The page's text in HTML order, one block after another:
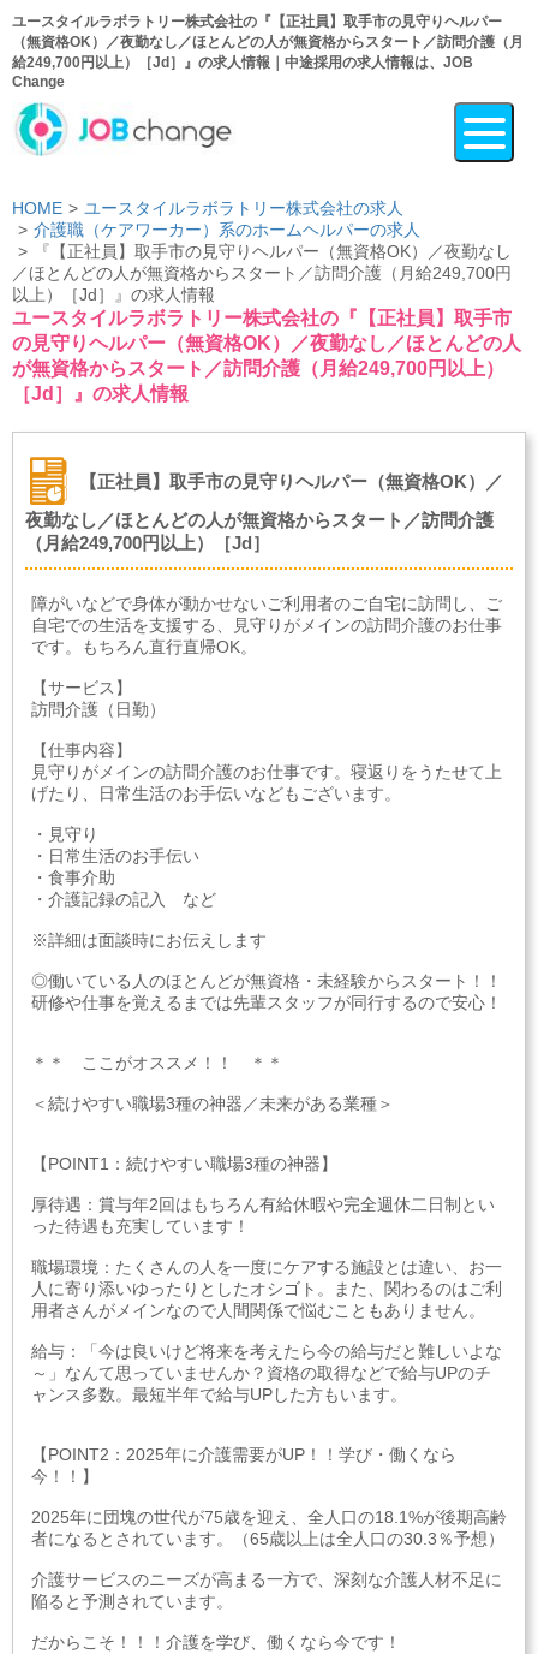
ユースタイルラボラトリー株式会社の『【正社員】取手市の見守りヘルパー
（無資格OK）／夜勤なし／ほとんどの人が無資格からスタート／訪問介護（月
給249,700円以上）［Jd］』の求人情報｜中途採用の求人情報は、JOB
Change
HOME
ユースタイルラボラトリー株式会社の求人
介護職（ケアワーカー）系のホームヘルパーの求人
『【正社員】取手市の見守りヘルパー（無資格OK）／夜勤なし
／ほとんどの人が無資格からスタート／訪問介護（月給249,700円
以上）［Jd］』の求人情報
ユースタイルラボラトリー株式会社の『【正社員】取手市
の見守りヘルパー（無資格OK）／夜勤なし／ほとんどの人
が無資格からスタート／訪問介護（月給249,700円以上）
［Jd］』の求人情報
【正社員】取手市の見守りヘルパー（無資格OK）／
夜勤なし／ほとんどの人が無資格からスタート／訪問介護
（月給249,700円以上）［Jd］
障がいなどで身体が動かせないご利用者のご自宅に訪問し、ご
自宅での生活を支援する、見守りがメインの訪問介護のお仕事
です。もちろん直行直帰OK。
【サービス】
訪問介護（日勤）
【仕事内容】
見守りがメインの訪問介護のお仕事です。寝返りをうたせて上
げたり、日常生活のお手伝いなどもございます。
・見守り
・日常生活のお手伝い
・食事介助
・介護記録の記入 など
※詳細は面談時にお伝えします
◎働いている人のほとんどが無資格・未経験からスタート！！
研修や仕事を覚えるまでは先輩スタッフが同行するので安心！
＊＊ ここがオススメ！！ ＊＊
＜続けやすい職場3種の神器／未来がある業種＞
【POINT1：続けやすい職場3種の神器】
厚待遇：賞与年2回はもちろん有給休暇や完全週休二日制とい
った待遇も充実しています！
職場環境：たくさんの人を一度にケアする施設とは違い、お一
人に寄り添いゆったりとしたオシゴト。また、関わるのはご利
用者さんがメインなので人間関係で悩むこともありません。
給与：「今は良いけど将来を考えたら今の給与だと難しいよな
～」なんて思っていませんか？資格の取得などで給与UPのチ
ャンス多数。最短半年で給与UPした方もいます。
【POINT2：2025年に介護需要がUP！！学び・働くなら
今！！】
2025年に団塊の世代が75歳を迎え、全人口の18.1%が後期高齢
者になるとされています。（65歳以上は全人口の30.3％予想）
介護サービスのニーズが高まる一方で、深刻な介護人材不足に
陥ると予測されています。
だからこそ！！！介護を学び、働くなら今です！